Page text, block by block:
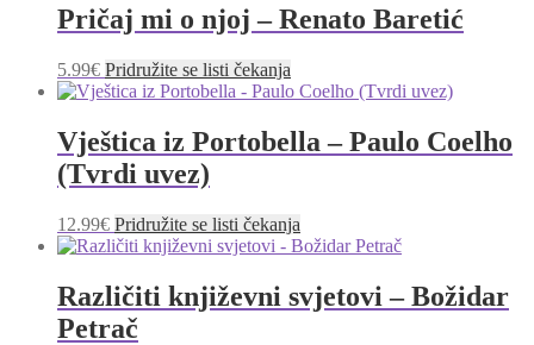
Pričaj mi o njoj – Renato Baretić
5.99€ Pridružite se listi čekanja
Vještica iz Portobella – Paulo Coelho
(Tvrdi uvez)
12.99€ Pridružite se listi čekanja
Različiti književni svjetovi – Božidar
Petrač